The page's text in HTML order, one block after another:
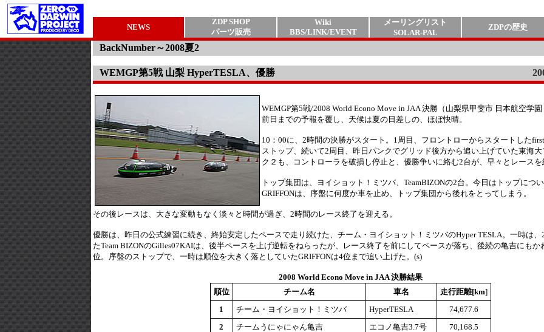
NEWS
ZDP SHOP
パーツ販売
Wiki
BBS/LINK/EVENT
メーリングリスト
SOLAR-PAL
ZDPの歴史
BackNumber～2008夏2
WEMGP第5戦 山梨 HyperTESLA、優勝
WEMGP第5戦/2008 World Econo Move in JAA 決勝（山梨県甲斐市 日本航空学
前日までの予報を覆し、天候は夏の日差しの、ほぼ快晴。
10：00に、2時間の決勝がスタート。1周目、フロントローからスタートしたfirst
ストップ、続いて2周目、昨日パンクでグリッド後方から追い上げていた東海
ク２も、コントローラを破損し停止と、優勝争いに絡む2台が、早々とレース
トップ集団は、ヨイショット！ミツバ、TeamBIZONの2台。今日はトップにつ
GRIFFONは、序盤に何度か車を止め、トップ集団から後れをとってしまう。
その後レースは、大きな変動もなく淡々と時間が過ぎ、2時間のレース終了を迎える。
優勝は、昨日の公式練習に続き、終始安定したペースで走り続けた、チーム・ヨイショット！ミツバのHyper TESLA。一時は
たTeam BIZONのGilles07KAIは、後半ペースを上げ逆転をねらったが、レース終了を前にしてペースが落ち、後続の亀吉にもか
位。序盤のストップで、一時は順位を大きく落としていたGRIFFONは4位まで追い上げた。(s)
2008 World Econo Move in JAA 決勝結果
順位
チーム名 車名 走行距離[km]
1
チーム・ヨイショット！ミツバ HyperTESLA
74,677.6
2
チームうにゃにゃん亀吉 エコノ亀吉3.7号
70,168.5